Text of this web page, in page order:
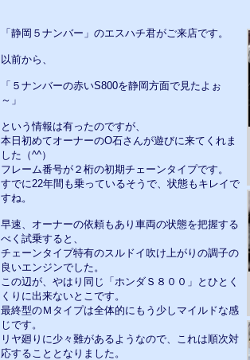
「静岡５ナンバー」のエスハチ君がご来店です。
以前から、
「５ナンバーの赤いS800を静岡方面で見たよぉ
～」
という情報は有ったのですが、
本日初めてオーナーのO石さんが遊びに来てくれま
した（^^）
フレーム番号が２桁の初期チェーンタイプです。
すでに22年間も乗っているそうで、状態もキレイで
すね。
早速、オーナーの依頼もあり車両の状態を把握する
べく試乗すると、
チェーンタイプ特有のスルドイ吹け上がりの調子の
良いエンジンでした。
この辺が、やはり同じ「ホンダＳ８００」とひとく
くりに出来ないとこです。
最終型のＭタイプは全体的にもう少しマイルドな感
じです。
リヤ廻りに少々難があるようなので、これは順次対
応することとなりました。